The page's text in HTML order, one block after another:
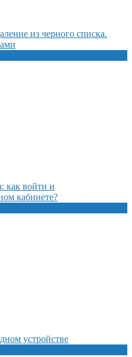
из черного списка.
как войти и
кабинете?
устройстве